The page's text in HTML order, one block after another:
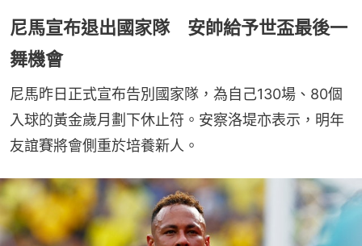
尼馬宣布退出國家隊 安帥給予世盃最後一
舞機會
尼馬昨日正式宣布告別國家隊，為自己130場、80個
入球的黃金歲月劃下休止符。安察洛堤亦表示，明年
友誼賽將會側重於培養新人。